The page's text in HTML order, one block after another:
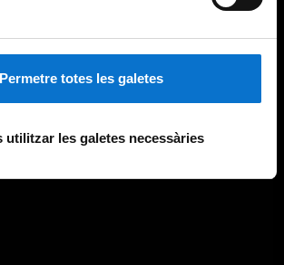
Permetre totes les galetes
utilitzar les galetes necessàries